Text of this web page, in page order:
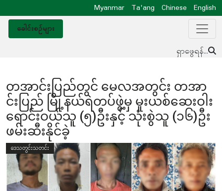
Myanmar Ta'ang Chinese
English
ခေါင်းစဥ်များ
ရှာဖွေရန်...
တအာင်းပြည်တွင် မေလအတွင်း တအာ
င်းပြည် မြို့နယ်ရဲတပ်ဖွဲ့မှ မူးယစ်ဆေးဝါး
ရောင်းဝယ်သူ (၅)ဦးနှင့် သုံးစွဲသူ (၁၆)ဦး
ဖမ်းဆီးနိုင်ခဲ့
ဒေသတွင်းသတင်း